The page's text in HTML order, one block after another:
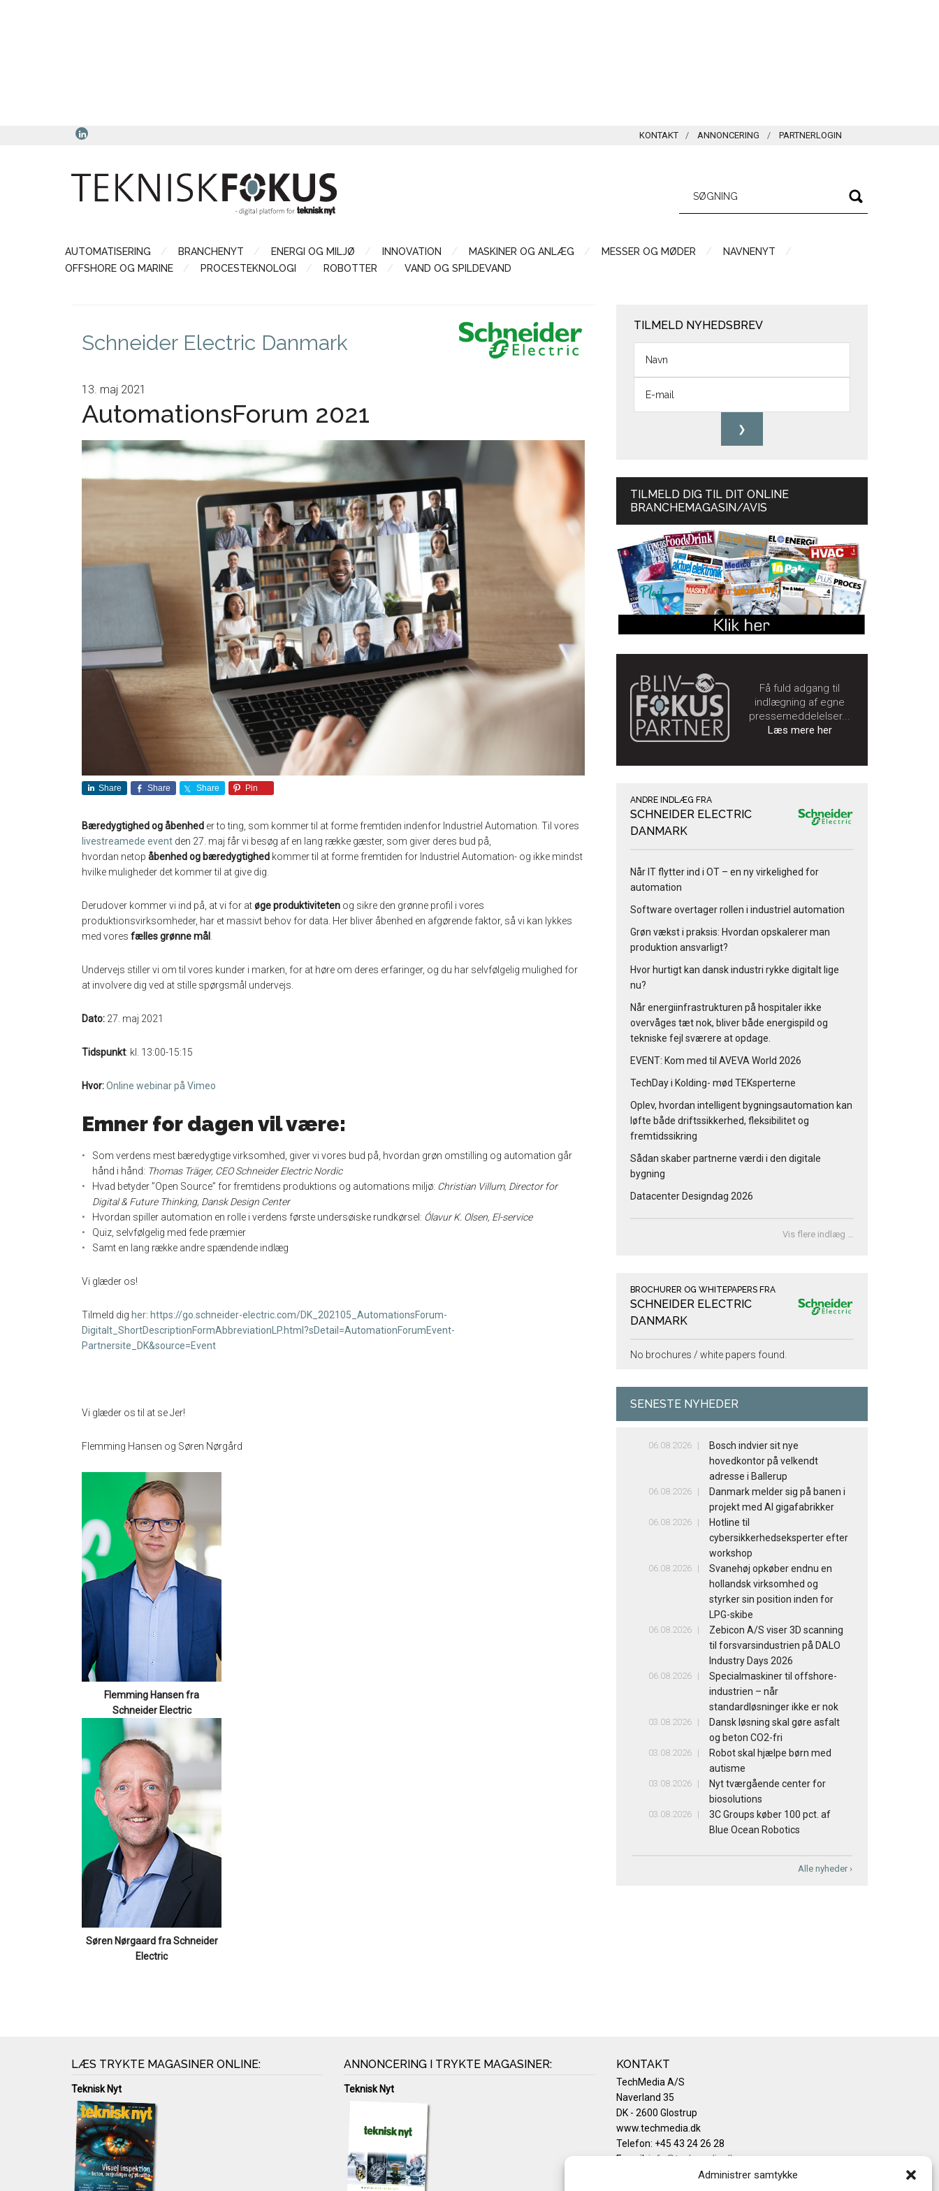
Administrer samtykke
KONTAKT ANNONCERING PARTNERLOGIN
AUTOMATISERING BRANCHENYT ENERGI OG MILJØ INNOVATION MASKINER OG ANLÆG MESSER OG MØDER
NAVNENYT
OFFSHORE OG MARINE
PROCESTEKNOLOGI ROBOTTER VAND OG SPILDEVAND
Schneider Electric Danmark
13. maj 2021
AutomationsForum 2021
Share Share Share Pin
Bæredygtighed og åbenhed er to ting, som kommertil at forme fremtiden indenfor Industrie Automation. Til vores
livestreamede event den 27. maj får vi besøg af en lang række gæster, som giver deres bud på,
hvordan netop åbenhed og bæredygtighed kommer til at forme fremtiden for ndustriel Automation- og ikke mindst
hvilke muligheder det kommer til at give dig.
Derudover kommer vi ind på, at vi for atøge produktiviteten og sikre den grønne profil i vores
produktionsvirksomheder, har et massivt behov for data. Her bliver åbenhed en afgørende faktor, så vi kan lykkes
med vores fælles grønne mål
Undervejs stiller vi om til vores kunder i marken, for at høre om deres erfaringer, og du har selvfølgelig mulighed for
at involvere dig ved at stille spørgsmål undervejs.
Dato: 27. maj 2021
Tidspunkt: kl. 13:00-15:15
Hvor:Online webinar på Vimeo
Emner for dagen vil være:
Som verdens mest bæredygtige virksomhed, giver vi vores bud på hvordan grøn omstilling og automation går
hånd i hånd: Thomas Träger, CEO Schneider Electric Nordic
Hvad betyder ”Open Source” for fremtidens produktions og automations miljø: Christian Villum, Director for
Digital & Future Thinking, Dansk Design Center
Hvordan spiller automation en rolle i verdens første undersøiske rundkørsel: Ólavur K. Olsen, El-service
Quiz, selvfølgelig med fede præmier
Samt en lang række andre spændende indlæg
Vi glæder os!
Tilmeld dig her: https://go.schneider-electric.com/DK_202105_AutomationsForum-
Digitalt_ShortDescriptionFormAbbreviationLP.html?sDetail=AutomationForumEvent-
Partnersite_DK&source=Event
Vi glæder os til at se Jer!
Flemming Hansen og Søren Nørgård
Flemming Hansen fra
Schneider Electric
Søren Nørgaard fra Schneider
Electric
TILMELD NYHEDSBREV
TILMELD DIG TIL DIT ONLINE
BRANCHEMAGASIN/AVIS
Få fuld adgang til
indlægning af egne
pressemeddelelser...
Læs mere her
ANDRE INDLÆG FRA
SCHNEIDER ELECTRIC
DANMARK
Når IT flytter ind i OT – en ny virkelighed for
automation
Software overtager rollen i industriel automation
Grøn vækst i praksis: Hvordan opskalerer man
produktion ansvarligt?
Hvor hurtigt kan dansk industri rykke digitalt lige
nu?
Når energiinfrastrukturen på hospitaler ikke
overvåges tæt nok, bliver både energispild og
tekniske fejl sværere at opdage.
EVENT: Kom med til AVEVA World 2026
TechDay i Kolding- mød TEKsperterne
Oplev, hvordan intelligent bygningsautomation kan
løfte både driftssikkerhed, fleksibilitet og
fremtidssikring
Sådan skaber partnerne værdi i den digitale
bygning
Datacenter Designdag 2026
Vis flere indlæg …
BROCHURER OG WHITEPAPERS FRA
SCHNEIDER ELECTRIC
DANMARK
No brochures / white papers found.
SENESTE NYHEDER
06.08.2026
Bosch indvier sit nye
hovedkontor på velkendt
adresse i Ballerup
06.08.2026
Danmark melder sig på banen i
projekt med AI gigafabrikker
06.08.2026
Hotline til
cybersikkerhedseksperter efter
workshop
06.08.2026
Svanehøj opkøber endnu en
hollandsk virksomhed og
styrker sin position inden for
LPG-skibe
06.08.2026
Zebicon A/S viser 3D scanning
til forsvarsindustrien på DALO
Industry Days 2026
06.08.2026
Specialmaskiner til offshore-
industrien – når
standardløsninger ikke er nok
03.08.2026
Dansk løsning skal gøre asfalt
og beton CO2-fri
03.08.2026
Robot skal hjælpe børn med
autisme
03.08.2026
Nyt tværgående center for
biosolutions
03.08.2026
3C Groups køber 100 pct. af
Blue Ocean Robotics
Alle nyheder ›
LÆS TRYKTE MAGASINER ONLINE:
Teknisk Nyt
ANNONCERING I TRYKTE MAGASINER:
Teknisk Nyt
KONTAKT
TechMedia A/S
Naverland 35
DK - 2600 Glostrup
www.techmedia.dk
Telefon: +45 43 24 26 28
E-mail: info@techmedia.dk